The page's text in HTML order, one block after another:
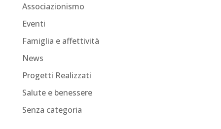
Associazionismo
Eventi
Famiglia e affettività
News
Progetti Realizzati
Salute e benessere
Senza categoria